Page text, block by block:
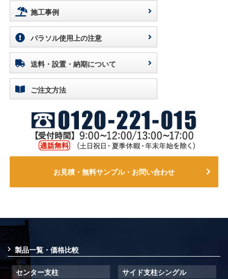
施工事例
パラソル使用上の注意
送料・設置・納期について
ご注文方法
お見積・無料サンプル・お問い合わせ
製品一覧・価格比較
センター支柱
サイド支柱シングル